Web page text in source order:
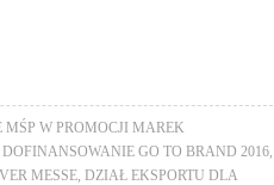
MŚP W PROMOCJI MAREK
DOFINANSOWANIE GO TO BRAND 2016
MESSE DZIAŁ EKSPORTU DLA